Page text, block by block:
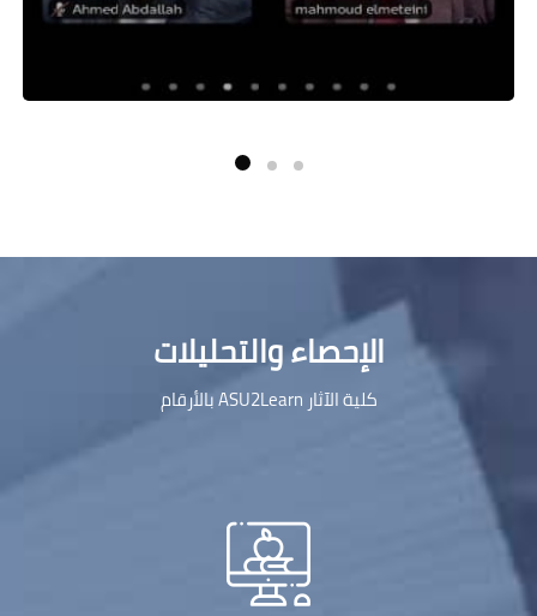
الإحصاء والتحليلات
كلية الآثار ASU2Learn بالأرقام